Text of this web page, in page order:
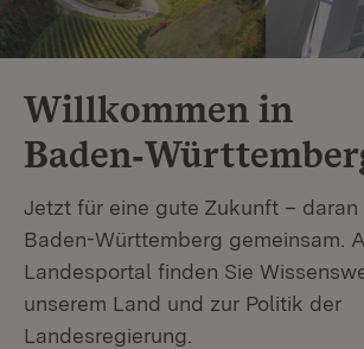
Willkommen in
Jetzt für eine gute Zukunft –
Baden-Württemberg gemeinsam.
Landesportal finden Sie
unserem Land und zur Politik der
Landesregierung.